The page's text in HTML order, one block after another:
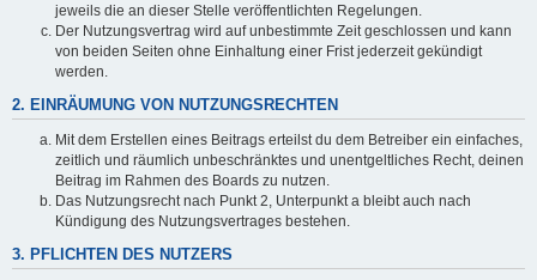
jeweils die an dieser Stelle veröffentlichten Regelungen.
Der Nutzungsvertrag wird auf unbestimmte Zeit geschlossen und kann
von beiden Seiten ohne Einhaltung einer Frist jederzeit gekündigt
werden.
2. EINRÄUMUNG VON NUTZUNGSRECHTEN
Mit dem Erstellen eines Beitrags erteilst du dem Betreiber ein einfaches,
zeitlich und räumlich unbeschränktes und unentgeltliches Recht, deinen
Beitrag im Rahmen des Boards zu nutzen.
Das Nutzungsrecht nach Punkt 2, Unterpunkt a bleibt auch nach
Kündigung des Nutzungsvertrages bestehen.
3. PFLICHTEN DES NUTZERS